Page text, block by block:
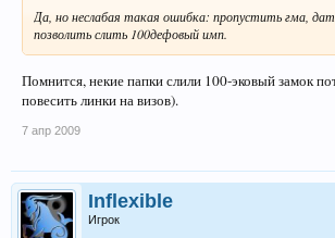
Да, но неслабая такая ошибка: пропустить гма,
позволить слить 100дефовый имп.
Помнится, некие папки слили 100-эковый замок
повесить линки на визов).
7 апр 2009
Inflexible
Игрок